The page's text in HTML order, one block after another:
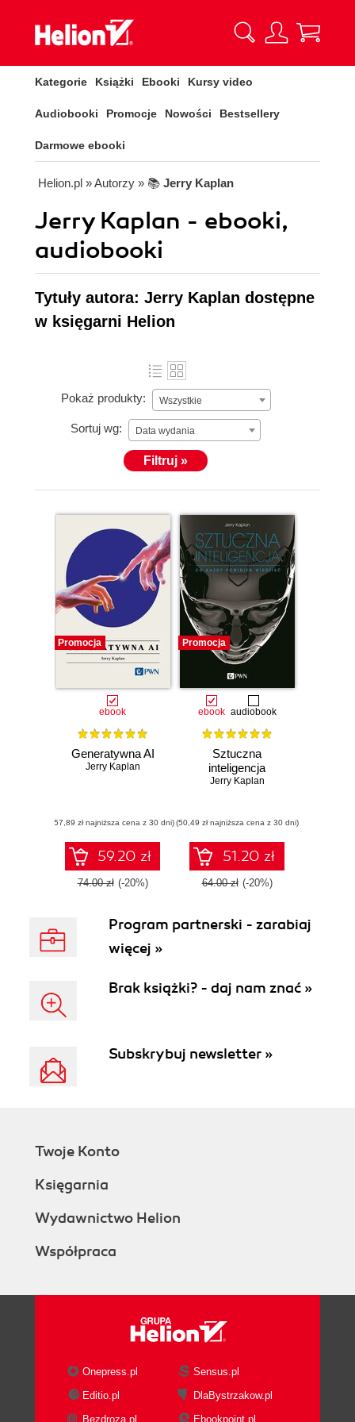
Kategorie Książki Ebooki Kursy video
Audiobooki Promocje Nowości Bestsellery
Darmowe ebooki
Helion.pl » Autorzy » 📚 Jerry Kaplan
Jerry Kaplan - ebooki,
audiobooki
Tytuły autora: Jerry Kaplan dostępne
w księgarni Helion
Pokaż produkty: Wszystkie
Sortuj wg: Data wydania
Filtruj »
Promocja
ebook
Generatywna AI
Jerry Kaplan
(57,89 zł najniższa cena z 30 dni)
59.20 zł
74.00 zł (-20%)
Promocja
ebook audiobook
Sztuczna
inteligencja
Jerry Kaplan
(50,49 zł najniższa cena z 30 dni)
51.20 zł
64.00 zł (-20%)
Program partnerski - zarabiaj
więcej »
Brak książki? - daj nam znać »
Subskrybuj newsletter »
Twoje Konto
Księgarnia
Wydawnictwo Helion
Współpraca
Onepress.pl
Sensus.pl
Editio.pl
DlaBystrzakow.pl
Bezdroza.pl
Ebookpoint.pl